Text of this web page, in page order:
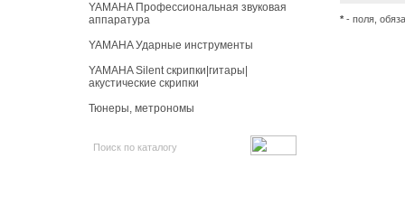
YAMAHA Профессиональная звуковая
аппаратура
YAMAHA Ударные инструменты
YAMAHA Silent скрипки|гитары|
акустические скрипки
Тюнеры, метрономы
* - поля,